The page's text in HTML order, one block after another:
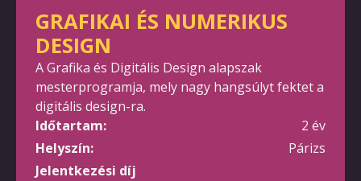
GRAFIKAI ÉS NUMERIKUS
DESIGN
A Grafika és Digitális Design alapszak
mesterprogramja, mely nagy hangsúlyt fektet a
digitális design-ra.
Időtartam:
2 év
Helyszín:
Párizs
Jelentkezési díj